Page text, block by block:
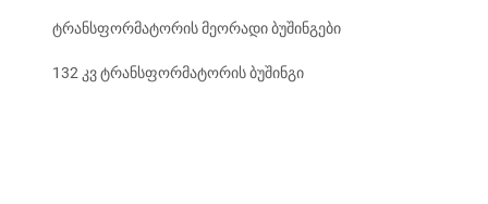
ტრანსფორმატორის მეორადი ბუშინგები
132 კვ ტრანსფორმატორის ბუშინგი